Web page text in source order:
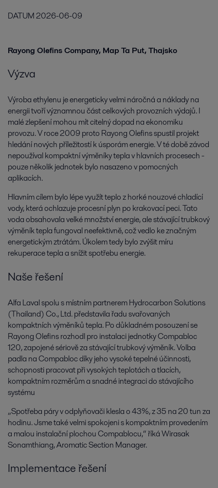
DATUM2026-06-09
Rayong Olefins Company, Map Ta Put, Thajsko
Výzva
Výroba ethylenu je energeticky velmi náročná a náklady na
energii tvoří významnou část celkových provozních výdajů. I
malé zlepšení mohou mít citelný dopad na ekonomiku
provozu. V roce 2009 proto Rayong Olefins spustil projekt
hledání nových příležitostí k úsporám energie. V té době závod
nepoužíval kompaktní výměníky tepla v hlavních procesech -
pouze několik jednotek bylo nasazeno v pomocných
aplikacích.
Hlavním cílem bylo lépe využít teplo z horké nouzové chladící
vody, která ochlazuje procesní plyn po krakovací peci. Tato
voda obsahovala velké množství energie, ale stávající trubkový
výměník tepla fungoval neefektivně, což vedlo ke značným
energetickým ztrátám. Úkolem tedy bylo zvýšit míru
rekuperace tepla a snížit spotřebu energie.
Naše řešení
Alfa Laval spolu s místním partnerem Hydrocarbon Solutions
(Thailand) Co., Ltd. představila řadu svařovaných
kompaktních výměníků tepla. Po důkladném posouzení se
Rayong Olefins rozhodl pro instalaci jednotky Compabloc
120, zapojené sériově za stávající trubkový výměník. Volba
padla na Compabloc díky jeho vysoké tepelné účinnosti,
schopnosti pracovat při vysokých teplotách a tlacích,
kompaktním rozměrům a snadné integraci do stávajícího
systému
„Spotřeba páry v odplyňovači klesla o 43%, z 35 na 20 tun za
hodinu. Jsme také velmi spokojeni s kompaktním provedením
a malou instalační plochou Compablocu,“ říká Wirasak
Sonamthiang, Aromatic Section Manager.
Implementace řešení